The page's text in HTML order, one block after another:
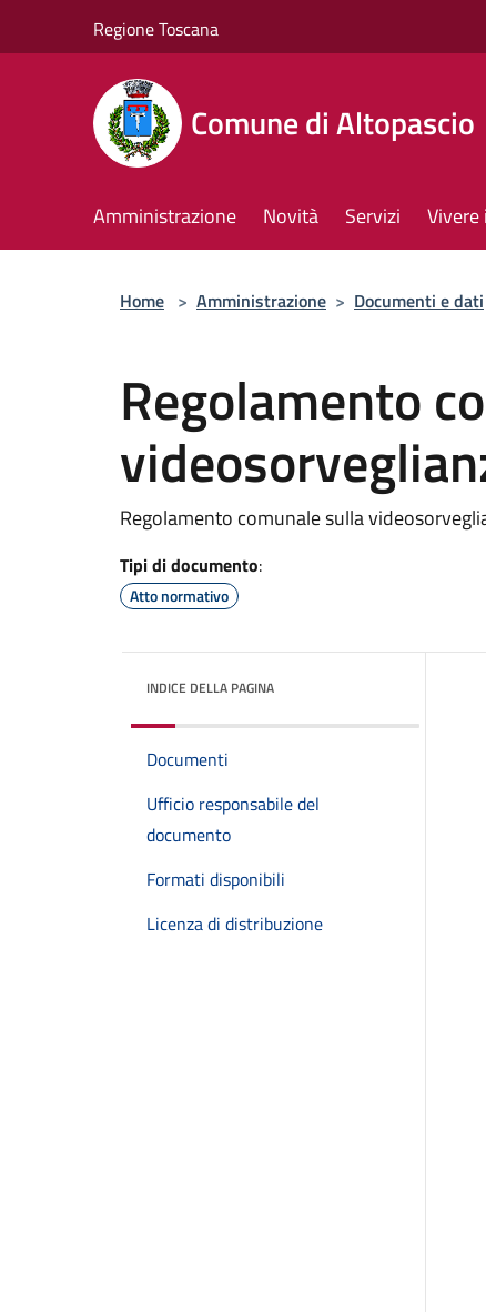
Regione Toscana
Comune di Altopascio
Amministrazione Novità Servizi Vivere
Home > Amministrazione > Documenti e dati
Regolamento
Regolamento comunale sulla
Tipi di documento:
Atto normativo
INDICE DELLA PAGINA
Documenti
Ufficio responsabile del
documento
Formati disponibili
Licenza di distribuzione